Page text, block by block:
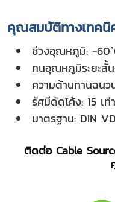
คุณสมบัติทางเทคนิ
ช่วงอุณหภูมิ: -
ทนอุณหภูมิระยะสั้
ความต้านทานฉน
รัศมีดัดโค้ง: 15 เ
มาตรฐาน: DIN
ติดต่อ Cable